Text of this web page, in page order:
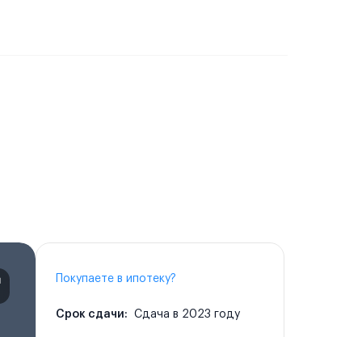
Покупаете в ипотеку?
Срок сдачи: Сдача в 2023 году